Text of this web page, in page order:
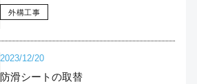
外構工事
2023/12/20
防滑シートの取替